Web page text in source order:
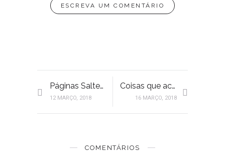
ESCREVA UM COMENTÁRIO
Páginas Salteadas | Caldo verde descomplicado
12 MARÇO, 2018
Coisas que aconteceram há vinte anos
16 MARÇO, 2018
COMENTÁRIOS